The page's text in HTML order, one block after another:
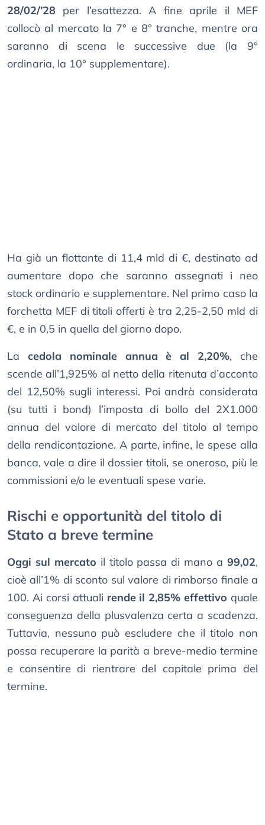
28/02/’28 per l’esattezza. A fine aprile il MEF
collocò al mercato la 7° e 8° tranche, mentre ora
saranno di scena le successive due (la 9°
ordinaria, la 10° supplementare).
Ha già un flottante di 11,4 mld di €, destinato ad
aumentare dopo che saranno assegnati i neo
stock ordinario e supplementare. Nel primo caso la
forchetta MEF di titoli offerti è tra 2,25-2,50 mld di
€, e in 0,5 in quella del giorno dopo.
La cedola nominale annua è al 2,20%, che
scende all’1,925% al netto della ritenuta d’acconto
del 12,50% sugli interessi. Poi andrà considerata
(su tutti i bond) l’imposta di bollo del 2X1.000
annua del valore di mercato del titolo al tempo
della rendicontazione. A parte, infine, le spese alla
banca, vale a dire il dossier titoli, se oneroso, più le
commissioni e/o le eventuali spese varie.
Rischi e opportunità del titolo di
Stato a breve termine
Oggi sul mercato il titolo passa di mano a99,02,
cioè all’1% di sconto sul valore di rimborso finale a
100. Ai corsi attuali rende il 2,85% effettivo quale
conseguenza della plusvalenza certa a scadenza.
Tuttavia, nessuno può escludere che il titolo non
possa recuperare la parità a breve-medio termine
e consentire di rientrare del capitale prima del
termine.